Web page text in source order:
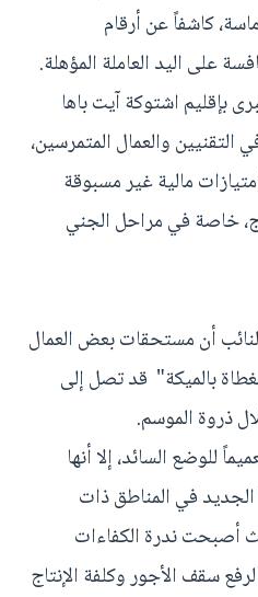
كاشفاً عن أرقام
على اليد العاملة المؤهلة.
بإقليم اشتوكة آيت باها
والعمال المتمرسين،
مالية غير مسبوقة
خاصة في مراحل الجني
أن مستحقات بعض العمال
بالميكة" قد تصل إلى
للوضع السائد، إلا أنها
في المناطق ذات
أصبحت ندرة الكفاءات
سقف الأجور وكلفة الإنتاج